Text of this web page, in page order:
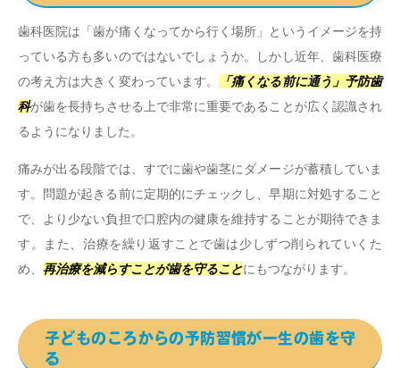
歯科医院は「歯が痛くなってから行く場所」というイメージを持
っている方も多いのではないでしょうか。しかし近年、歯科医療
の考え方は大きく変わっています。
「痛くなる前に通う」予防歯
科が歯を長持ちさせる上で非常に重要であることが広く認識され
るようになりました。
痛みが出る段階では、すでに歯や歯茎にダメージが蓄積していま
す。問題が起きる前に定期的にチェックし、早期に対処すること
で、より少ない負担で口腔内の健康を維持することが期待できま
す。また、治療を繰り返すことで歯は少しずつ削られていくた
め、 再治療を減らすことが歯を守ることにもつながります。
子どものころからの予防習慣が一生の歯を守
る